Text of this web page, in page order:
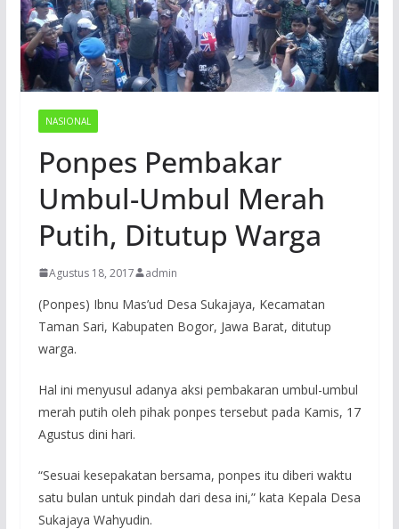
NASIONAL
Ponpes Pembakar
Umbul-Umbul Merah
Putih, Ditutup Warga
Agustus 18, 2017 admin
(Ponpes) Ibnu Mas’ud Desa Sukajaya, Kecamatan
Taman Sari, Kabupaten Bogor, Jawa Barat, ditutup
warga.
Hal ini menyusul adanya aksi pembakaran umbul-umbul
merah putih oleh pihak ponpes tersebut pada Kamis, 17
Agustus dini hari.
“Sesuai kesepakatan bersama, ponpes itu diberi waktu
satu bulan untuk pindah dari desa ini,” kata Kepala Desa
Sukajaya Wahyudin.